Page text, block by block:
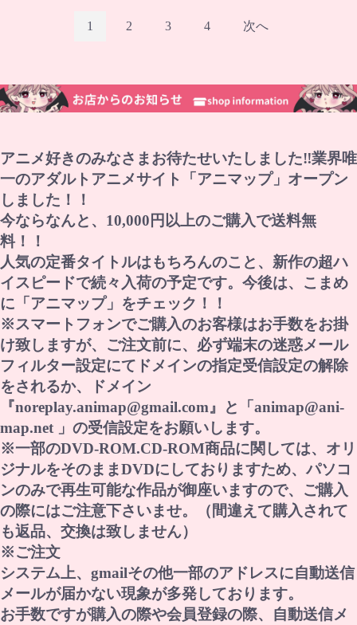
1 2 3 4 次へ
アニメ好きのみなさまお待たせいたしました‼業界唯
一のアダルトアニメサイト「アニマップ」オープン
しました！！
今ならなんと、10,000円以上のご購入で送料無
料！！
人気の定番タイトルはもちろんのこと、新作の超ハ
イスピードで続々入荷の予定です。今後は、こまめ
に「アニマップ」をチェック！！
※スマートフォンでご購入のお客様はお手数をお掛
け致しますが、ご注文前に、必ず端末の迷惑メール
フィルター設定にてドメインの指定受信設定の解除
をされるか、ドメイン
『noreplay.animap@gmail.com』と「animap@ani-
map.net 」の受信設定をお願いします。
※一部のDVD-ROM.CD-ROM商品に関しては、オリ
ジナルをそのままDVDにしておりますため、パソコ
ンのみで再生可能な作品が御座いますので、ご購入
の際にはご注意下さいませ。（間違えて購入されて
も返品、交換は致しません）
※ご注文
システム上、gmailその他一部のアドレスに自動送信
メールが届かない現象が多発しております。
お手数ですが購入の際や会員登録の際、自動送信メ